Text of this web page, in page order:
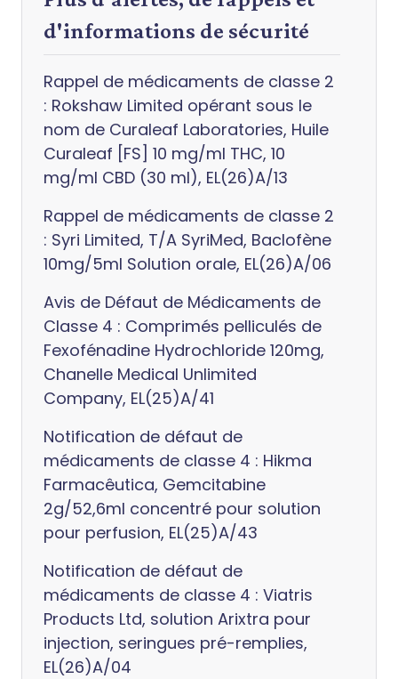
d'informations de sécurité
Rappel de médicaments de classe 2
: Rokshaw Limited opérant sous le
nom de Curaleaf Laboratories, Huile
Curaleaf [FS] 10 mg/ml THC, 10
mg/ml CBD (30 ml), EL(26)A/13
Rappel de médicaments de classe 2
: Syri Limited, T/A SyriMed, Baclofène
10mg/5ml Solution orale, EL(26)A/06
Avis de Défaut de Médicaments de
Classe 4 : Comprimés pelliculés de
Fexofénadine Hydrochloride 120mg,
Chanelle Medical Unlimited
Company, EL(25)A/41
Notification de défaut de
médicaments de classe 4 : Hikma
Farmacêutica, Gemcitabine
2g/52,6ml concentré pour solution
pour perfusion, EL(25)A/43
Notification de défaut de
médicaments de classe 4 : Viatris
Products Ltd, solution Arixtra pour
injection, seringues pré-remplies,
EL(26)A/04